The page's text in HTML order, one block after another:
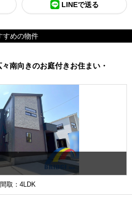
LINEで送る
すめの物件
南向きのお庭付きお住まい・
取：4LDK